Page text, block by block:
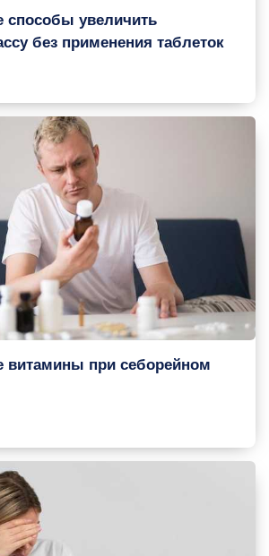
увеличить
без применения таблеток
при себорейном